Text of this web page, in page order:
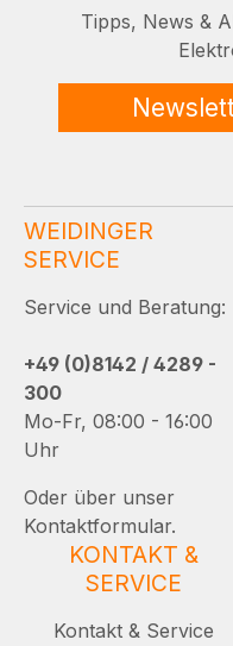
Tipps, News &
WEIDINGER
SERVICE
Service und Beratung:
+49 (0)8142 / 4289 -
300
Mo-Fr, 08:00 - 16:00
Uhr
Oder über unser
Kontaktformular.
KONTAKT &
SERVICE
Kontakt & Service